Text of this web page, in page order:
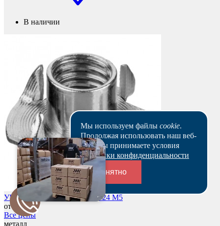
Переходники и соединители
В наличии
УГМ5 – Гайка усовая DIN 1624 M5
от 2,40 р.
Все цены
металл
Мы используем файлы cookie.
Продолжая использовать наш веб-
сайт, вы принимаете условия
Политики конфиденциальности
Понятно